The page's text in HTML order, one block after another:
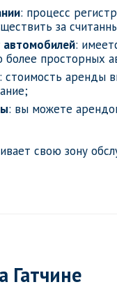
: процесс
за
:
более просторных
: стоимость аренды
: вы можете
свою зону
Гатчине